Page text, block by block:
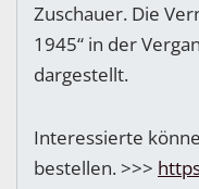
Zuschauer. Die
1945“ in der
dargestellt.
Interessierte
bestellen. >>>